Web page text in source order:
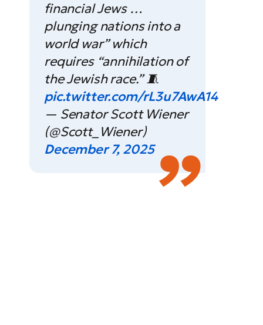
financial Jews …
plunging nations into a
world war” which
requires “annihilation of
the Jewish race.” 🧵
pic.twitter.com/rL3u7AwA14
— Senator Scott Wiener
(@Scott_Wiener)
December 7, 2025